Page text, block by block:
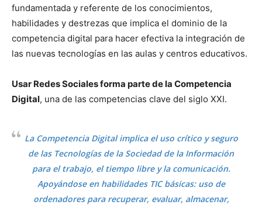
fundamentada y referente de los conocimientos,
habilidades y destrezas que implica el dominio de la
competencia digital para hacer efectiva la integración de
las nuevas tecnologías en las aulas y centros educativos.
Usar Redes Sociales forma parte de la Competencia
Digital, una de las competencias clave del siglo XXI.
La Competencia Digital implica el uso crítico y seguro
de las Tecnologías de la Sociedad de la Información
para el trabajo, el tiempo libre y la comunicación.
Apoyándose en habilidades TIC básicas: uso de
ordenadores para recuperar, evaluar, almacenar,